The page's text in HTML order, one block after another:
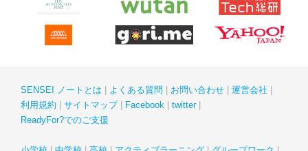
SENSEI ノートとは よくある質問 お問い合わせ
運営会社
利用規約
サイトマップ Facebook
twitter
ReadyFor?でのご支援